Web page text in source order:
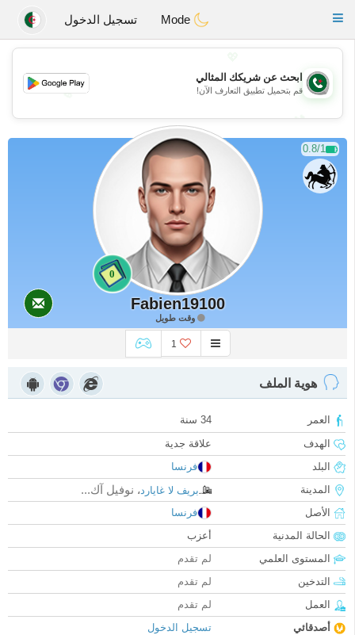
Weshrak
Toggle
تسجيل الدخول
💖
💕
💕
ابحث عن شريكك المثالي
قم بتحميل تطبيق التعارف الآن!
0.8/1
0
Fabien19100
وقت طويل
1
هوية الملف
العمر
34 سنة
الهدف
علاقة جدية
البلد
فرنسا
المدينة
بريف لا غايارد، نوفيل آك...
الأصل
فرنسا
الحالة المدنية
أعزب
المستوى العلمي
لم تقدم
التدخين
لم تقدم
العمل
لم تقدم
أصدقائي
تسجيل الدخول